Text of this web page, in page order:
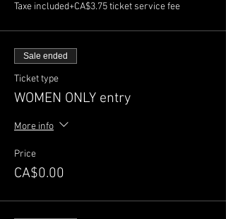
Taxe included+CA$3.75 ticket service fee
Sale ended
Ticket type
WOMEN ONLY entry
More info
Price
CA$0.00